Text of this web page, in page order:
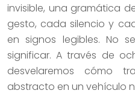
invisible, una gramática
gesto, cada silencio y
en signos legibles. No
significar. A través de
desvelaremos cómo
abstracto en un vehículo